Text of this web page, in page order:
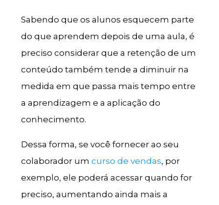
Sabendo que os alunos esquecem parte
do que aprendem depois de uma aula, é
preciso considerar que a retenção de um
conteúdo também tende a diminuir na
medida em que passa mais tempo entre
a aprendizagem e a aplicação do
conhecimento.
Dessa forma, se você fornecer ao seu
colaborador um curso de vendas, por
exemplo, ele poderá acessar quando for
preciso, aumentando ainda mais a